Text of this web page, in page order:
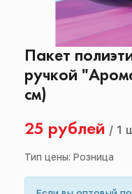
Пакет
ручкой
см)
25 рублей / 1
Тип цены: Розница